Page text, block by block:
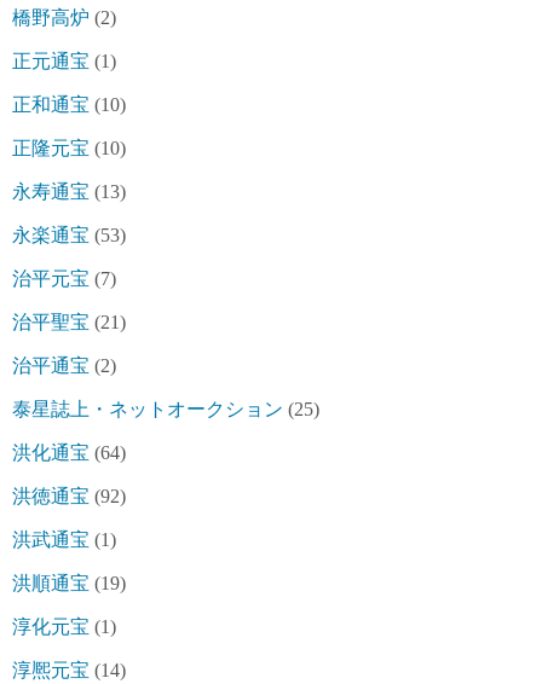
橋野高炉 (2)
正元通宝 (1)
正和通宝 (10)
正隆元宝 (10)
永寿通宝 (13)
永楽通宝 (53)
治平元宝 (7)
治平聖宝 (21)
治平通宝 (2)
泰星誌上・ネットオークション (25)
洪化通宝 (64)
洪徳通宝 (92)
洪武通宝 (1)
洪順通宝 (19)
淳化元宝 (1)
淳熈元宝 (14)